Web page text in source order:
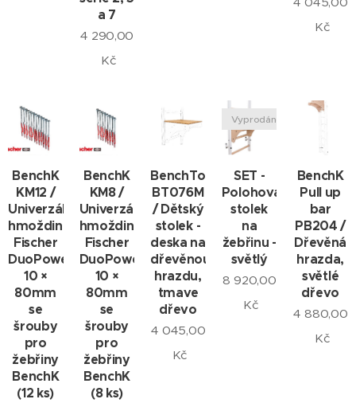
a 7
4 290,00
Kč
Kč
BenchK
KM12 /
Univerzální
hmoždinky
Fischer
DuoPower
10 ×
80mm
se
šrouby
pro
žebřiny
BenchK
(12 ks)
BenchK
KM8 /
Univerzální
hmoždinky
Fischer
DuoPower
10 ×
80mm
se
šrouby
pro
žebřiny
BenchK
(8 ks)
BenchTop
BT076M
/ Dětský
stolek -
deska na
dřevěnou
hrazdu,
tmave
dřevo
4 045,00
Kč
SET -
Polohovatelný
stolek
na
žebřinu -
světlý
Vyprodáno
8 920,00
Kč
BenchK
Pull up
bar
PB204 /
Dřevěná
hrazda,
světlé
dřevo
4 880,00
Kč